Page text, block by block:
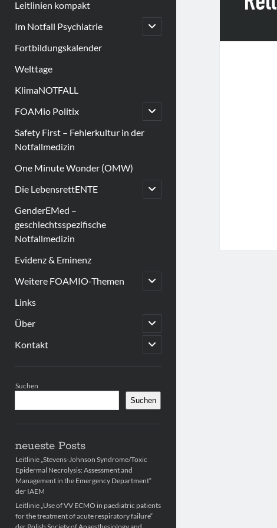
Leitlinien kompakt
Im Notfall Psychiatrie
open
child
Fortbildungskalender
Welttage
KlimaNOTFALL
FOAMio Politix
open
child
Safety First – Fehlerkultur in der
Notfallmedizin
One Minute Wonder (OMW)
Die LebensrettENTE
open
child
GenderEMed –
geschlechtsspezifische
Notfallmedizin
Evidenz & Eminenz
Weitere FOAMIO-Themen
open
child
Links
Über
open
child
menu
Kontakt
open
child
Suchen
Suchen
neueste Posts
Leitlinie „Stevens-Johnson Syndrome/Toxic
Epidermal Necrolysis: Assessment and
Management in the Emergency Department“
der IAEM
Leitlinie „Use of VV ECMO in paediatric patients
for the treatment of acute respiratory failure“